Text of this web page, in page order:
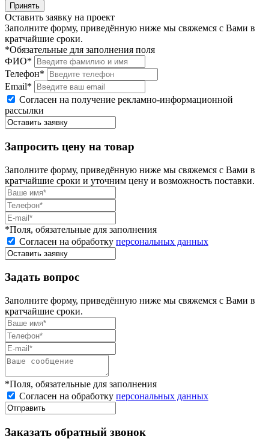
Принять
Оставить заявку на проект
Заполните форму, приведённую ниже мы свяжемся с Вами в
кратчайшие сроки.
*Обязательные для заполнения поля
ФИО*
Телефон*
Email*
Согласен на получение рекламно-информационной
рассылки
Запросить цену на товар
Заполните форму, приведённую ниже мы свяжемся с Вами в
кратчайшие сроки и уточним цену и возможность поставки.
*Поля, обязательные для заполнения
Согласен на обработку персональных данных
Задать вопрос
Заполните форму, приведённую ниже мы свяжемся с Вами в
кратчайшие сроки.
*Поля, обязательные для заполнения
Согласен на обработку персональных данных
Заказать обратный звонок